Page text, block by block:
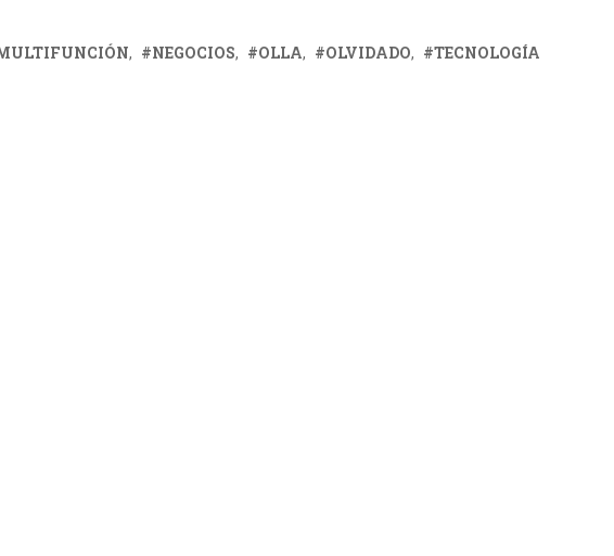
NEGOCIOS OLLA OLVIDADO TECNOLOGÍA